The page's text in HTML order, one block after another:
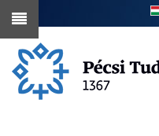
Ugrás
tartalomra